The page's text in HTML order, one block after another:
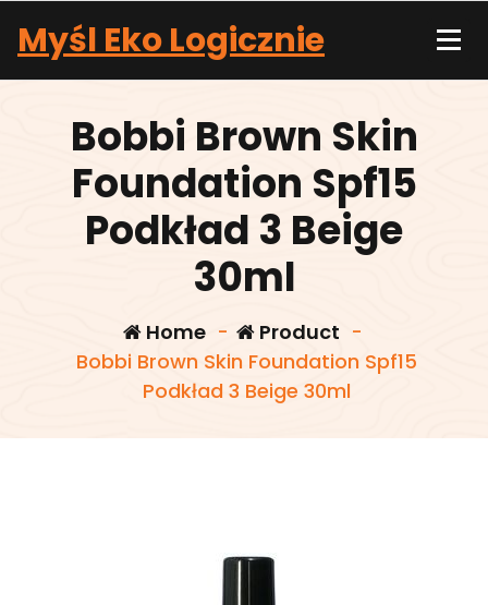
content
Myśl Eko Logicznie
Bobbi Brown Skin
Foundation Spf15
Podkład 3 Beige
30ml
Home- Product -
Bobbi Brown Skin Foundation Spf15
Podkład 3 Beige 30ml